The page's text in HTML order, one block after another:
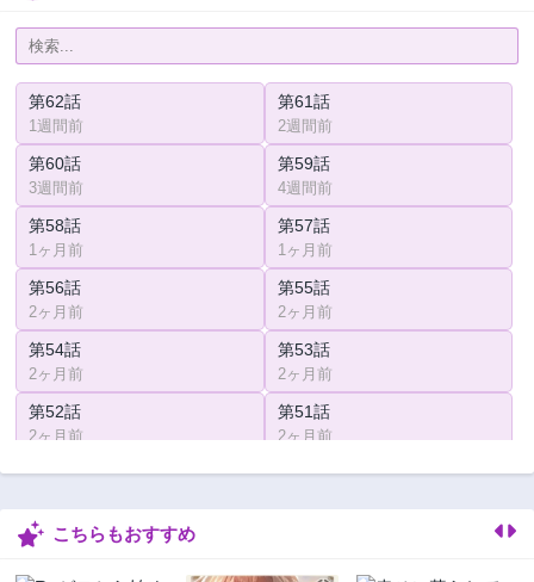
第62話
1週間前
第61話
2週間前
第60話
3週間前
第59話
4週間前
第58話
1ヶ月前
第57話
1ヶ月前
第56話
2ヶ月前
第55話
2ヶ月前
第54話
2ヶ月前
第53話
2ヶ月前
第52話
2ヶ月前
第51話
2ヶ月前
第50話 第49話
第48話こちらもおすすめ